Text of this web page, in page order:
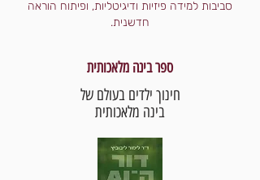
סביבות למידה פיזיות ודיגיטליות, ופיתוח הוראה
חדשנית.
ספר בינה מלאכותית
חינוך ילדים בעולם של
בינה מלאכותית